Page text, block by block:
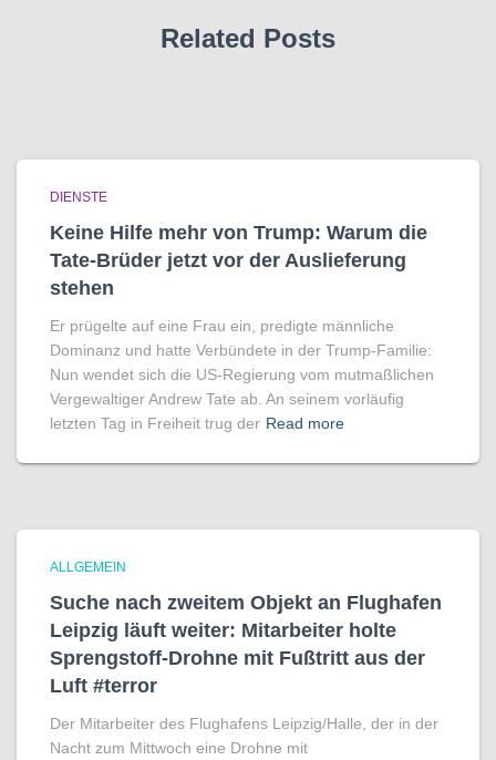
Related Posts
DIENSTE
Keine Hilfe mehr von Trump: Warum die
Tate-Brüder jetzt vor der Auslieferung
stehen
Er prügelte auf eine Frau ein, predigte männliche
Dominanz und hatte Verbündete in der Trump-Familie:
Nun wendet sich die US-Regierung vom mutmaßlichen
Vergewaltiger Andrew Tate ab. An seinem vorläufig
letzten Tag in Freiheit trug der Read more
ALLGEMEIN
Suche nach zweitem Objekt an Flughafen
Leipzig läuft weiter: Mitarbeiter holte
Sprengstoff-Drohne mit Fußtritt aus der
Luft #terror
Der Mitarbeiter des Flughafens Leipzig/Halle, der in der
Nacht zum Mittwoch eine Drohne mit